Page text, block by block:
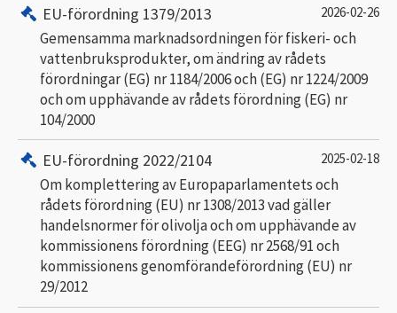
EU-förordning 1379/2013 2026-02-26
Gemensamma marknadsordningen för fiskeri- och
vattenbruksprodukter, om ändring av rådets
förordningar (EG) nr 1184/2006 och (EG) nr 1224/2009
och om upphävande av rådets förordning (EG) nr
104/2000
EU-förordning 2022/2104 2025-02-18
Om komplettering av Europaparlamentets och
rådets förordning (EU) nr 1308/2013 vad gäller
handelsnormer för olivolja och om upphävande av
kommissionens förordning (EEG) nr 2568/91 och
kommissionens genomförandeförordning (EU) nr
29/2012